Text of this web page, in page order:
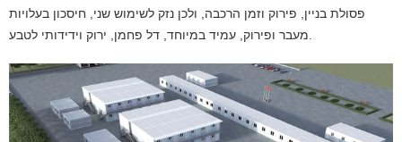
פסולת בניין, פירוק וזמן הרכבה, ולכן נזק לשימוש שני, חיסכון בעלויות